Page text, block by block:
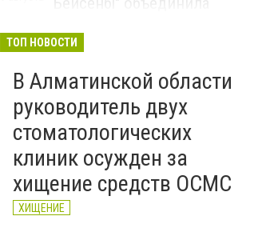
Алматинской области
ТОП НОВОСТИ
В Алматинской области
руководитель двух
стоматологических
клиник осужден за
хищение средств ОСМС
ХИЩЕНИЕ